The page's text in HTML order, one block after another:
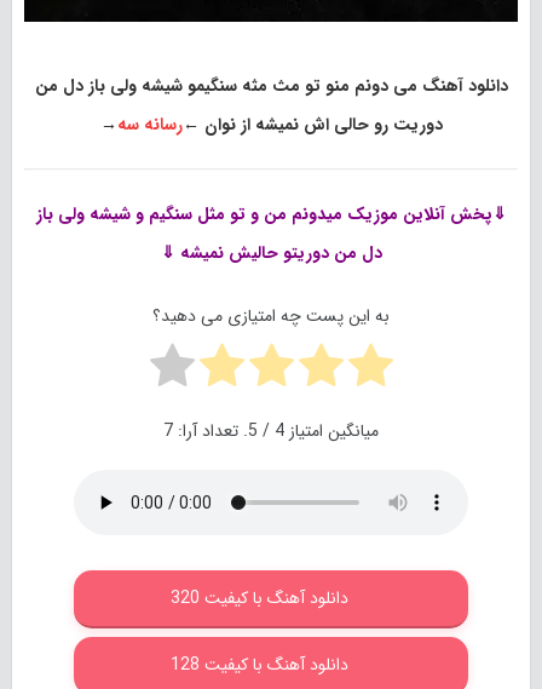
دانلود آهنگ می دونم منو تو مث مثه سنگیمو شیشه ولی باز دل من
دوریت رو حالی اش نمیشه از نوان ←رسانه سه→
⇓پخش آنلاین موزیک میدونم من و تو مثل سنگیم و شیشه ولی باز
دل من دوریتو حالیش نمیشه ⇓
به این پست چه امتیازی می دهید؟
میانگین امتیاز 4 / 5. تعداد آرا: 7
دانلود آهنگ با کیفیت 320
دانلود آهنگ با کیفیت 128